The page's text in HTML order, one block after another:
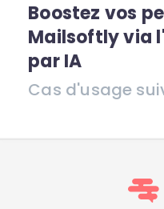
Boostez vos
Mailsoftly via
par IA
Cas d'usage